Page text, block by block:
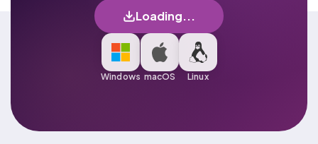
Loading...
Windows macOS Linux